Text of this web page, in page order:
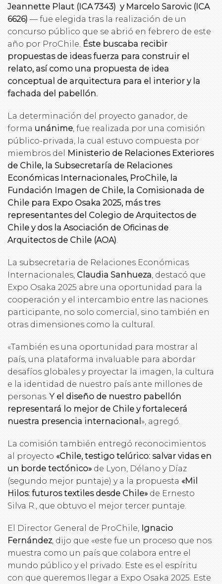
Jeannette Plaut (ICA 7343) y Marcelo Sarovic (ICA
6626) — fue elegida tras la realización de un
concurso público que se abrió en febrero de este
año por ProChile. Éste buscaba recibir
propuestas de ideas fuerza para construir el
relato, así como una propuesta de idea
conceptual de arquitectura para el interior y la
fachada del pabellón.
La determinación del proyecto ganador, de
forma unánime, fue realizada por una comisión
público-privada, la cual estuvo compuesta por
miembros del
Ministerio de Relaciones Exteriores
de Chile, la Subsecretaría de Relaciones
Económicas Internacionales, ProChile, la
Fundación Imagen de Chile, la Comisionada de
Chile para Expo Osaka 2025, más tres
representantes del Colegio de Arquitectos de
Chile y dos la Asociación de Oficinas de
Arquitectos de Chile (AOA).
La subsecretaria de Relaciones Económicas
Internacionales, Claudia Sanhueza, destacó que
Expo Osaka 2025 abre una oportunidad para la
cooperación y el intercambio entre las naciones
participante, no solo comercial, sino también en
otras dimensiones como la cultural.
«También es una oportunidad para mostrar al
país, una plataforma invaluable para abordar
desafíos globales y proyectar la imagen, la cultura
e la identidad de nuestro país ante millones de
personas. Y el diseño de nuestro pabellón
representará lo mejor de Chile y fortalecerá
nuestra presencia internacional », agregó.
La comisión también entregó reconocimientos
al proyecto «Chile, testigo telúrico: salvar vidas en
un borde tectónico» de Lyon, Délano y Díaz
(segundo mejor puntaje) y a la propuesta «Mil
Hilos: futuros textiles desde Chile» de Ernesto
Silva R., que obtuvo el mejor tercer puntaje.
El Director General de ProChile, Ignacio
Fernández, dijo que «este fue un proceso que nos
muestra como un país que colabora entre el
mundo público y el privado. Este es el espíritu
con que queremos llegar a Expo Osaka 2025. Este